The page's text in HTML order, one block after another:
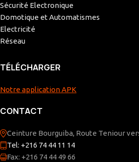
Sécurité Electronique
Domotique et Automatismes
Electricité
Réseau
TÉLÉCHARGER
Notre application APK
CONTACT
Ceinture Bourguiba, Route Teniour
Tel: +216 74 44 11 14
Fax: +216 74 44 49 66